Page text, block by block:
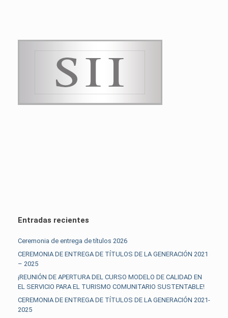
Entradas recientes
Ceremonia de entrega de títulos 2026
CEREMONIA DE ENTREGA DE TÍTULOS DE LA GENERACIÓN 2021
– 2025
¡REUNIÓN DE APERTURA DEL CURSO MODELO DE CALIDAD EN
EL SERVICIO PARA EL TURISMO COMUNITARIO SUSTENTABLE!
CEREMONIA DE ENTREGA DE TÍTULOS DE LA GENERACIÓN 2021-
2025